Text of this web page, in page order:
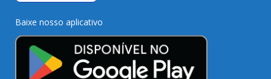
Baixe nosso aplicativo